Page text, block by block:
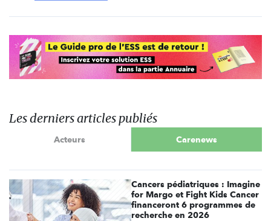
Les derniers articles publiés
Acteurs Carenews
Cancers pédiatriques : Imagine
for Margo et Fight Kids Cancer
financeront 6 programmes de
recherche en 2026